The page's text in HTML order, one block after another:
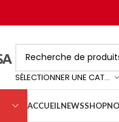
SÉLECTIONNER UNE CATÉGORIE
ACCUEILNEWSSHOP